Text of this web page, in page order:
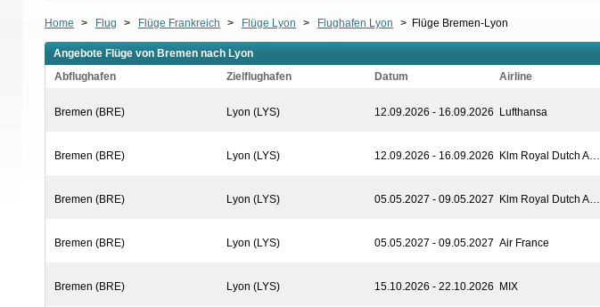
Home > Flug > Flüge Frankreich > Flüge Lyon > Flughafen Lyon > Flüge Bremen-Lyon
Angebote Flüge von Bremen nach Lyon
Abflughafen
Zielflughafen Datum Airline
Bremen (BRE) Lyon (LYS) 12.09.2026 - 16.09.2026 Lufthansa
Bremen (BRE) Lyon (LYS) 12.09.2026 - 16.09.2026 Klm Royal Dutch A…
Bremen (BRE) Lyon (LYS) 05.05.2027 - 09.05.2027 Klm Royal Dutch A…
Bremen (BRE) Lyon (LYS) 05.05.2027 - 09.05.2027 Air France
Bremen (BRE) Lyon (LYS) 15.10.2026 - 22.10.2026 MIX